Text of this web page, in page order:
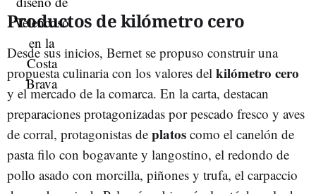
Productos de kilómetro cero
Desde sus inicios, Bernet se propuso construir una
propuesta culina­ria con los valores del kilómetro cero
y el mercado de la comarca. En la carta, destacan
preparaciones protagonizadas por pescado fresco y aves
de corral, protagonistas de platos como el canelón de
pasta filo con bogavante y langostino, el redondo de
pollo asado con morcilla, piñones y trufa, el carpaccio